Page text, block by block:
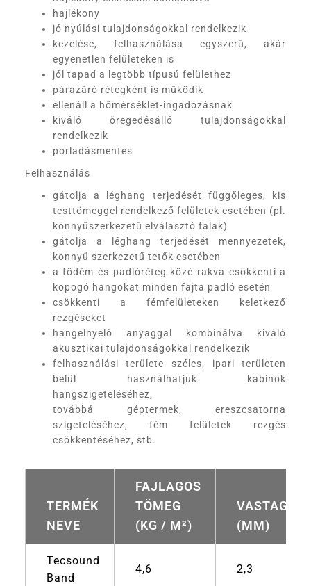
hajlékony
jó nyúlási tulajdonságokkal rendelkezik
kezelése, felhasználása egyszerű, akár
egyenetlen felületeken is
jól tapad a legtöbb típusú felülethez
párazáró rétegként is működik
ellenáll a hőmérséklet-ingadozásnak
kiváló öregedésálló tulajdonságokkal
rendelkezik
porladásmentes
Felhasználás
gátolja a léghang terjedését függőleges, kis
testtömeggel rendelkező felületek esetében (pl.
könnyűszerkezetű elválasztó falak)
gátolja a léghang terjedését mennyezetek,
könnyű szerkezetű tetők esetében
a födém és padlóréteg közé rakva csökkenti a
kopogó hangokat minden fajta padló esetén
csökkenti a fémfelületeken keletkező
rezgéseket
hangelnyelő anyaggal kombinálva kiváló
akusztikai tulajdonságokkal rendelkezik
felhasználási területe széles, ipari területen
belül használhatjuk kabinok
hangszigeteléséhez,
továbbá géptermek, ereszcsatorna
szigeteléséhez, fém felületek rezgés
csökkentéséhez, stb.
TERMÉK
NEVE
FAJLAGOS
TÖMEG
(KG / M²)
(MM)
Tecsound
Band
4,6 2,3